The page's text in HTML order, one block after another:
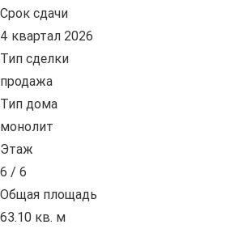
Срок сдачи
4 квартал 2026
Тип сделки
продажа
Тип дома
монолит
Этаж
6 / 6
Общая площадь
63.10 кв. м